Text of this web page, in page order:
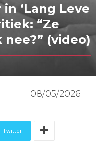
‘Lang Leve
“Ze
(video)
08/05/2026
Twitter